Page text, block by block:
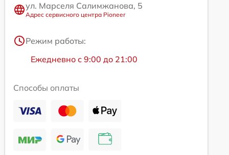
ул. Марселя Салимжанова, 5
Адрес сервисного центра Pioneer
Режим работы:
Ежедневно с 9:00 до 21:00
Способы оплаты